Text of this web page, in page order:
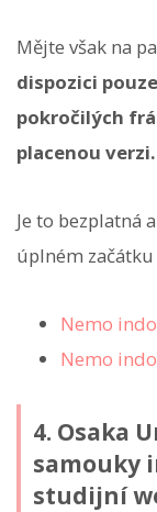
Mějte však na
dispozici
pokročilých
placenou verzi.
Je to bezplatná
úplném
Nemo
Nemo
4. Osaka
samouky
studijní